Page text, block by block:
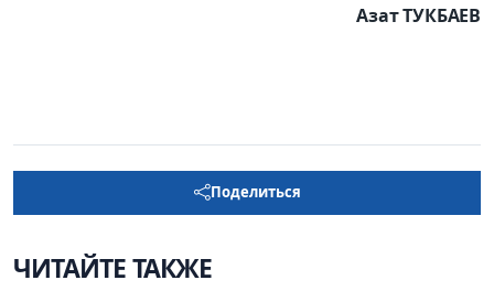
Азат ТУКБАЕВ
Поделиться
ЧИТАЙТЕ ТАКЖЕ